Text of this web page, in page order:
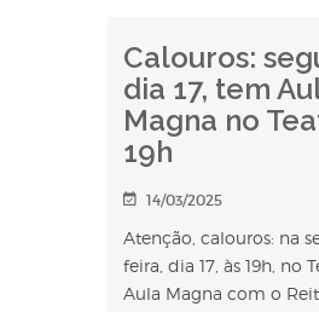
Calouros:
dia 17, tem
Magna no
19h
14/03/2025
Atenção, calouros: na
feira, dia 17, às 19h, no
Aula Magna com o